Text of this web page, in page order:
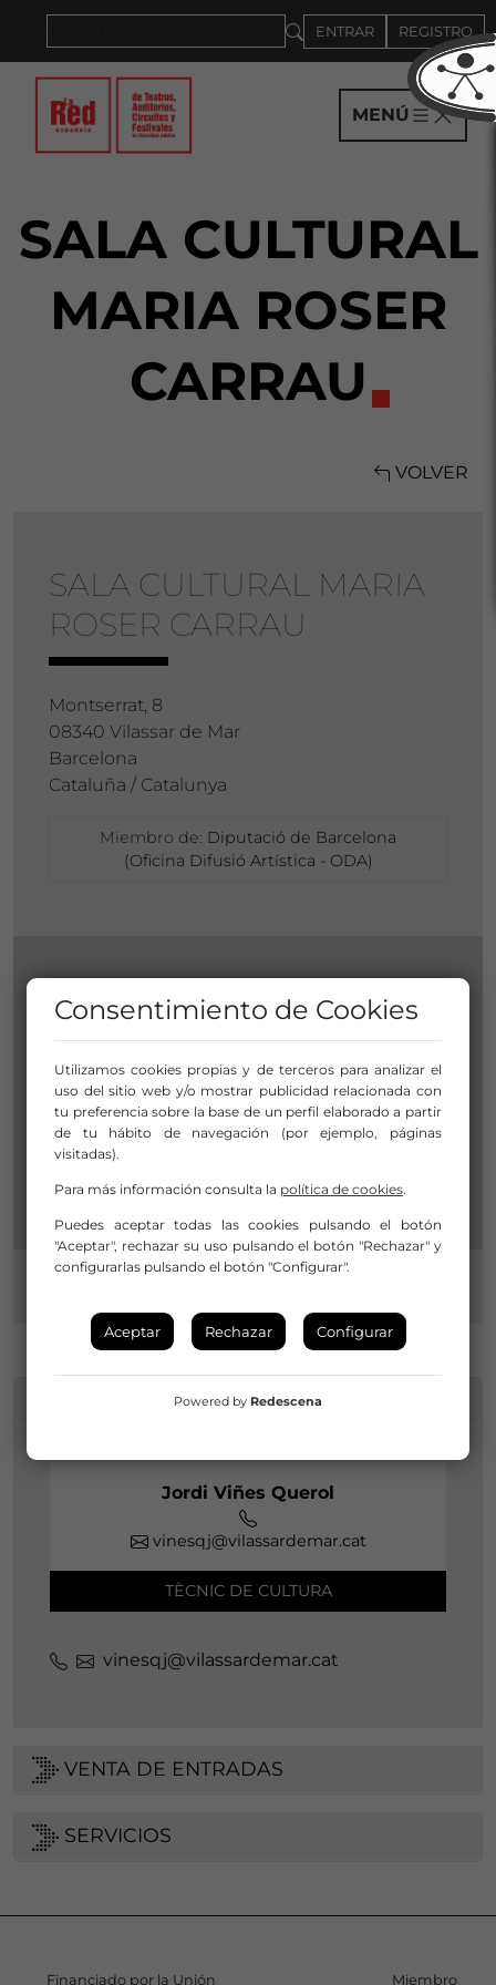
ENTRAR REGISTRO
MENÚ
SALA CULTURAL
MARIA ROSER
CARRAU
VOLVER
SALA CULTURAL MARIA
ROSER CARRAU
Montserrat, 8
08340 Vilassar de Mar
Barcelona
Cataluña / Catalunya
Miembro de: Diputació de Barcelona
(Oficina Difusió Artística - ODA)
INFORMACIÓN DE CONTACTO
Jordi Viñes Querol
vinesqj@vilassardemar.cat
TÈCNIC DE CULTURA
vinesqj@vilassardemar.cat
VENTA DE ENTRADAS
SERVICIOS
Financiado por la Unión Miembro
Consentimiento de Cookies
Utilizamos cookies propias y de terceros para analizar el
uso del sitio web y/o mostrar publicidad relacionada con
tu preferencia sobre la base de un perfil elaborado a partir
de tu hábito de navegación (por ejemplo, páginas
visitadas).
Para más información consulta la política de cookies.
Puedes aceptar todas las cookies pulsando el botón
"Aceptar", rechazar su uso pulsando el botón "Rechazar" y
configurarlas pulsando el botón "Configurar".
Aceptar Rechazar Configurar
Powered by Redescena